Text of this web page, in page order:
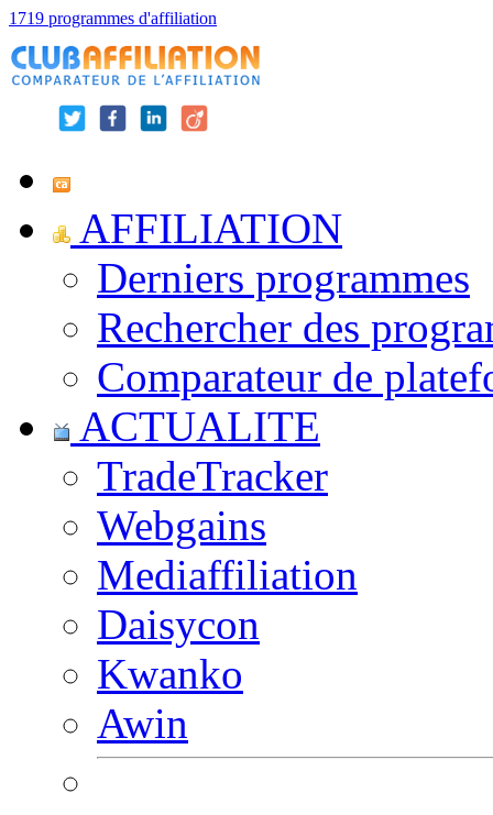
1719 programmes d'affiliation
AFFILIATION
Derniers programmes
Rechercher des
Comparateur de
ACTUALITE
TradeTracker
Webgains
Mediaffiliation
Daisycon
Kwanko
Awin